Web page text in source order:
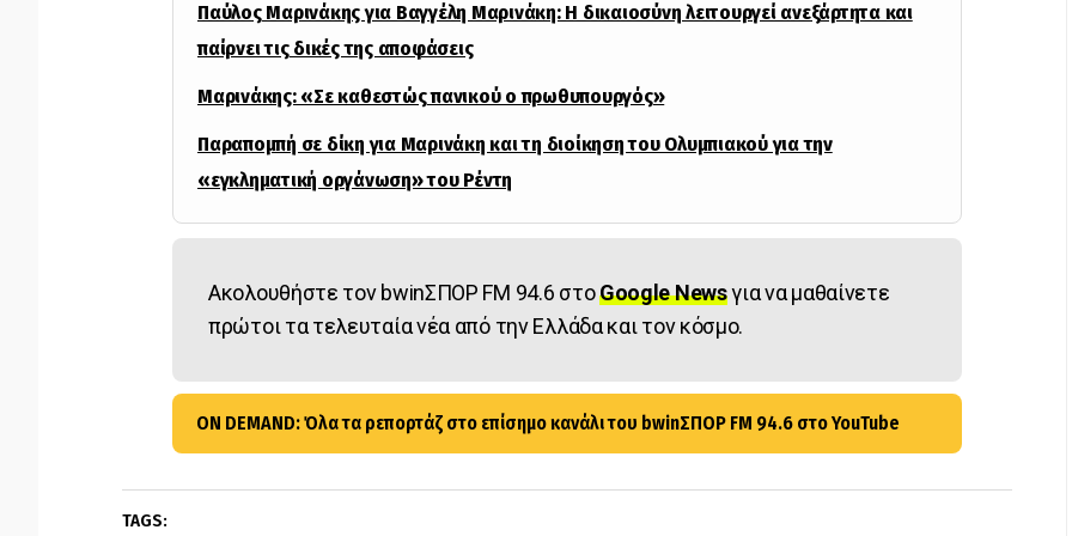
Παύλος Μαρινάκης για Βαγγέλη Μαρινάκη: Η δικαιοσύνη λειτουργεί ανεξάρτητα και
παίρνει τις δικές της αποφάσεις
Μαρινάκης: «Σε καθεστώς πανικού ο πρωθυπουργός»
Παραπομπή σε δίκη για Μαρινάκη και τη διοίκηση του Ολυμπιακού για την
«εγκληματική οργάνωση» του Ρέντη
Ακολουθήστε τον bwinΣΠΟΡ FM 94.6 στοGoogle Newsγια να μαθαίνετε
πρώτοι τα τελευταία νέα από την Ελλάδα και τον κόσμο.
ON DEMAND: Όλα τα ρεπορτάζ στο επίσημο κανάλι του bwinΣΠΟΡ FM 94.6 στο YouTube
TAGS: